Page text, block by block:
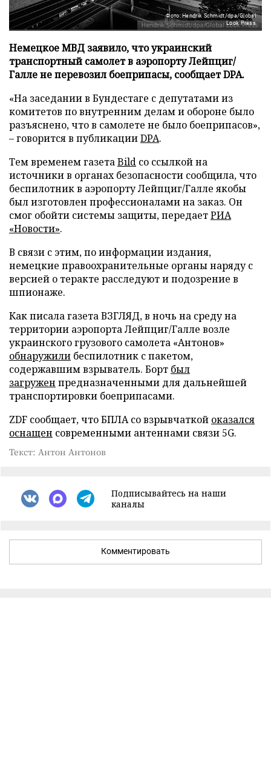
Фото: Hendrik Schmidt/dpa/Global
Look Press
Немецкое МВД заявило, что украинский
транспортный самолет в аэропорту Лейпциг/
Галле не перевозил боеприпасы, сообщает DPA.
«На заседании в Бундестаге с депутатами из
комитетов по внутренним делам и обороне было
разъяснено, что в самолете не было боеприпасов»,
– говорится в публикацииDPA.
Тем временем газетаBild со ссылкой на
источники в органах безопасности сообщила, что
беспилотник в аэропорту Лейпциг/Галле якобы
был изготовлен профессионалами на заказ. Он
смог обойти системы защиты, передаетРИА
«Новости».
В связи с этим, по информации издания,
немецкие правоохранительные органы наряду с
версией о теракте расследуют и подозрение в
шпионаже.
Как писала газета ВЗГЛЯД, в ночь на среду на
территории аэропорта Лейпциг/Галле возле
украинского грузового самолета «Антонов»
обнаружили беспилотник с пакетом,
содержавшим взрыватель. Борт был
загружен предназначенными для дальнейшей
транспортировки боеприпасами.
ZDF сообщает, что БПЛА со взрывчаткой оказался
оснащен современными антеннами связи 5G.
Текст: Антон Антонов
Подписывайтесь на наши
каналы
Комментировать